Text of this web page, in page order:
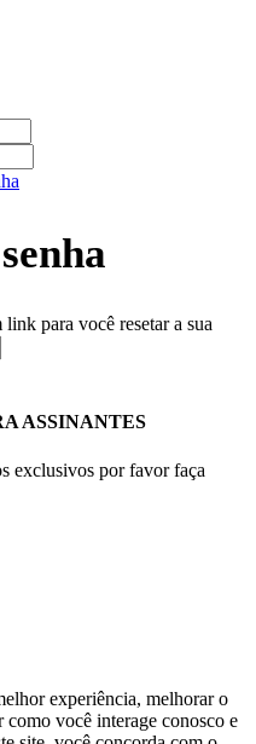
para você resetar a sua
ASSINANTES
exclusivos por favor faça
experiência, melhorar o
como você interage conosco e